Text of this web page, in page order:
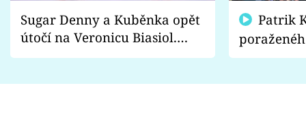
Sugar Denny a Kuběnka opět
útočí na Veronicu Biasiol.
Proč je podle nich falešná a
fanoušci